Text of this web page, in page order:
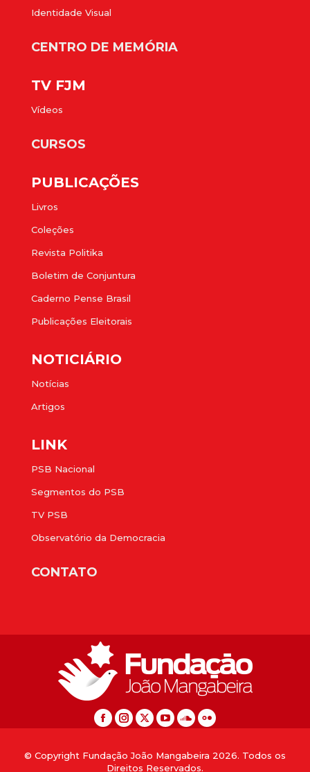
Identidade Visual
CENTRO DE MEMÓRIA
TV FJM
Vídeos
CURSOS
PUBLICAÇÕES
Livros
Coleções
Revista Politika
Boletim de Conjuntura
Caderno Pense Brasil
Publicações Eleitorais
NOTICIÁRIO
Notícias
Artigos
LINK
PSB Nacional
Segmentos do PSB
TV PSB
Observatório da Democracia
CONTATO
© Copyright Fundação João Mangabeira 2026. Todos os
Direitos Reservados.